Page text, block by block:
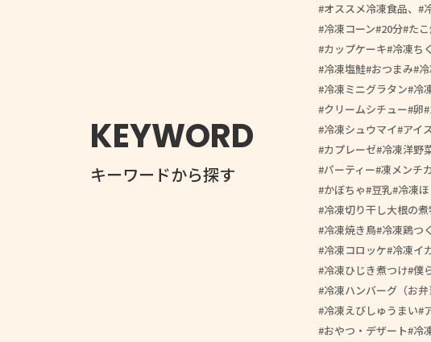
KEYWORD
キーワードから探す
オススメ冷凍食品、
冷凍コーン 20分 た
カップケーキ 冷凍ち
冷凍塩鮭 おつまみ
冷凍ミニグラタン 冷
クリームシチュー 卵
冷凍シュウマイ アイ
カプレーゼ 冷凍洋野
パーティー 凍メンチ
かぼちゃ 豆乳 冷凍
冷凍切り干し大根の
冷凍焼き鳥 冷凍鶏つ
冷凍コロッケ 冷凍イ
冷凍ひじき煮つけ 僕
冷凍ハンバーグ（お弁
冷凍えびしゅうまい
おやつ・デザート 冷